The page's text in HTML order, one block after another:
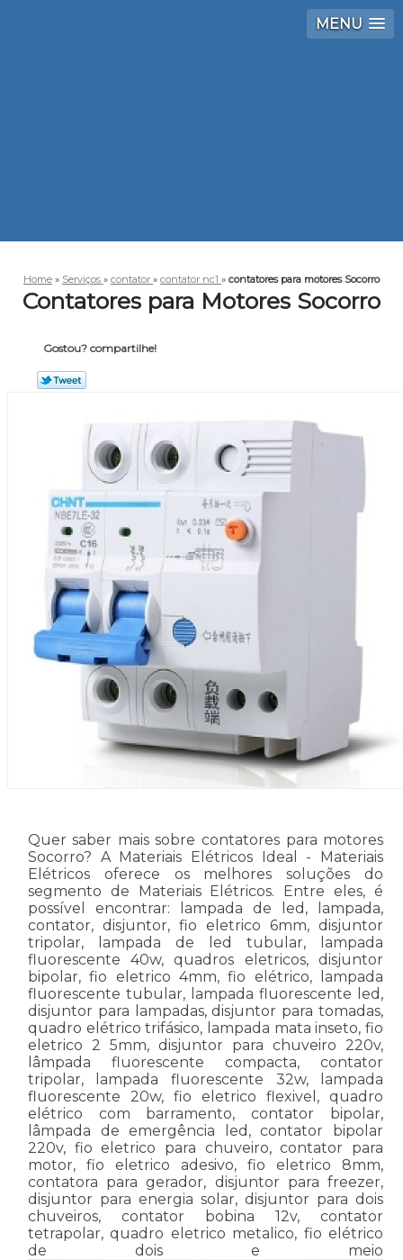
MENU
Home » Serviços » contator » contator nc1 » contatores para motores Socorro
Contatores para Motores Socorro
Gostou? compartilhe!
Quer saber mais sobre contatores para motores
Socorro? A Materiais Elétricos Ideal - Materiais
Elétricos oferece os melhores soluções do
segmento de Materiais Elétricos. Entre eles, é
possível encontrar: lampada de led, lampada,
contator, disjuntor, fio eletrico 6mm, disjuntor
tripolar, lampada de led tubular, lampada
fluorescente 40w, quadros eletricos, disjuntor
bipolar, fio eletrico 4mm, fio elétrico, lampada
fluorescente tubular, lampada fluorescente led,
disjuntor para lampadas, disjuntor para tomadas,
quadro elétrico trifásico, lampada mata inseto, fio
eletrico 2 5mm, disjuntor para chuveiro 220v,
lâmpada fluorescente compacta, contator
tripolar, lampada fluorescente 32w, lampada
fluorescente 20w, fio eletrico flexivel, quadro
elétrico com barramento, contator bipolar,
lâmpada de emergência led, contator bipolar
220v, fio eletrico para chuveiro, contator para
motor, fio eletrico adesivo, fio eletrico 8mm,
contatora para gerador, disjuntor para freezer,
disjuntor para energia solar, disjuntor para dois
chuveiros, contator bobina 12v, contator
tetrapolar, quadro eletrico metalico, fio elétrico
de dois e meio